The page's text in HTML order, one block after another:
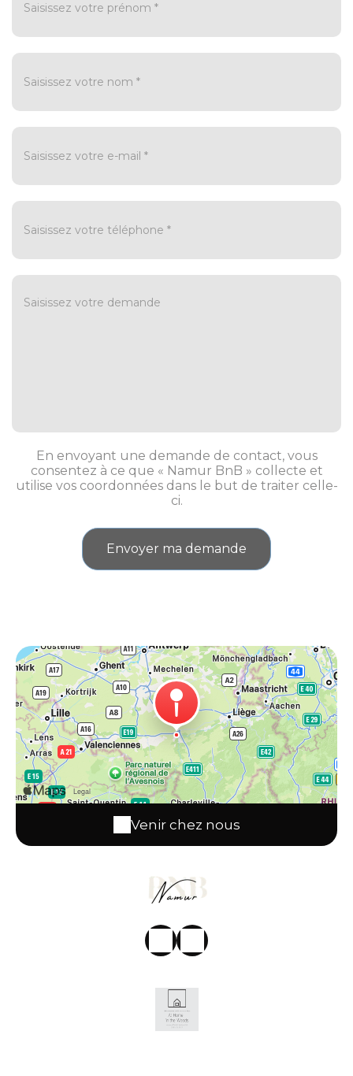
En envoyant une demande de contact, vous
consentez à ce que « Namur BnB » collecte et
utilise vos coordonnées dans le but de traiter celle-
ci.
Venir chez nous